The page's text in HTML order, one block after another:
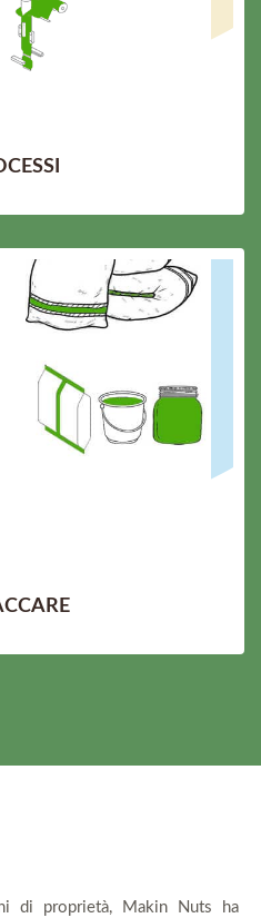
di proprietà, Makin Nuts ha